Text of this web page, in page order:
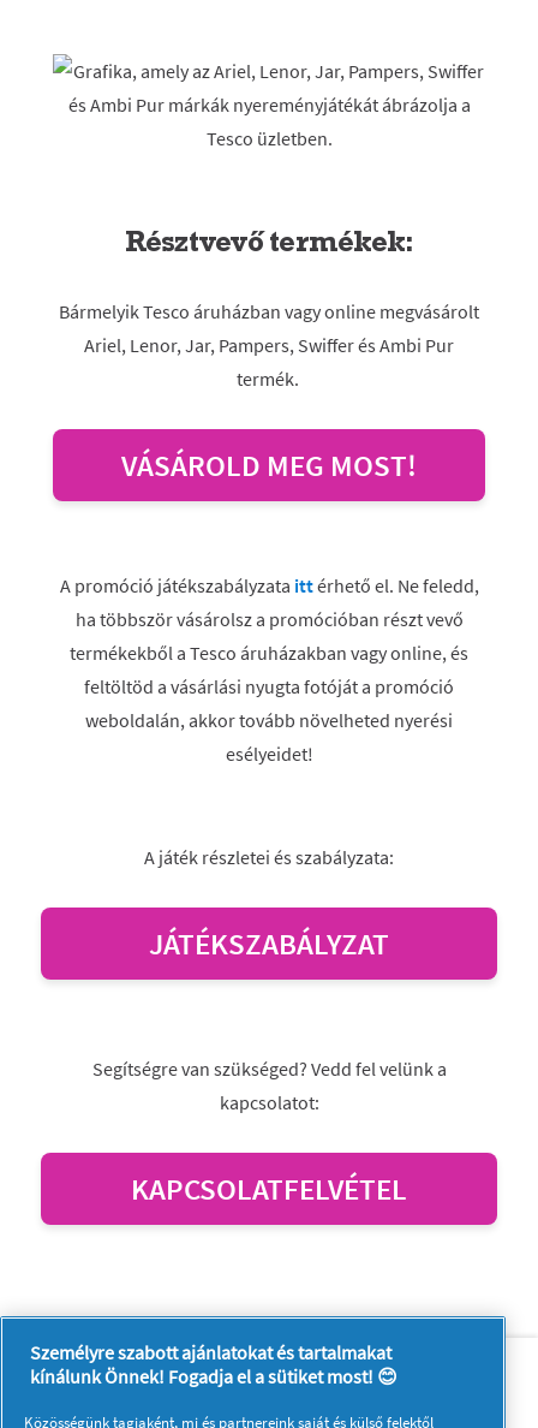
Résztvevő termékek:
Bármelyik Tesco áruházban vagy online megvásárolt
Ariel, Lenor, Jar, Pampers, Swiffer és Ambi Pur
termék.
VÁSÁROLD MEG MOST!
A promóció játékszabályzata ittérhető el. Ne feledd,
ha többször vásárolsz a promócióban részt vevő
termékekből a Tesco áruházakban vagy online, és
feltöltöd a vásárlási nyugta fotóját a promóció
weboldalán, akkor tovább növelheted nyerési
esélyeidet!
A játék részletei és szabályzata:
JÁTÉKSZABÁLYZAT
Segítségre van szükséged? Vedd fel velünk a
kapcsolatot:
KAPCSOLATFELVÉTEL
Rólunk
Kapcsolatfelvétel
A pg.com felkeresése
Személyre szabott ajánlatokat és tartalmakat
kínálunk Önnek! Fogadja el a sütiket most! 😊
Közösségünk tagjaként, mi és partnereinksaját és külső felektől